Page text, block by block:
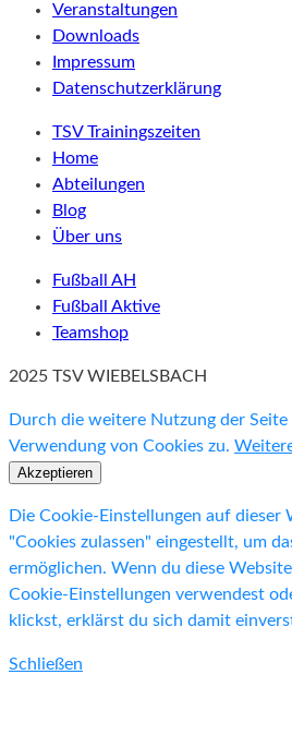
Veranstaltungen
Downloads
Impressum
Datenschutzerklärung
TSV Trainingszeiten
Home
Abteilungen
Blog
Über uns
Fußball AH
Fußball Aktive
Teamshop
2025 TSV WIEBELSBACH
Durch die weitere Nutzung der
Verwendung von Cookies zu.
Akzeptieren
Die Cookie-Einstellungen auf dieser
"Cookies zulassen" eingestellt, um
ermöglichen. Wenn du diese
Cookie-Einstellungen verwendest
klickst, erklärst du sich damit
Schließen